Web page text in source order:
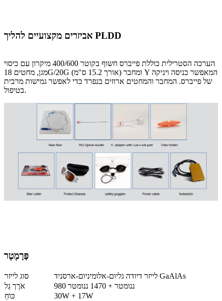
אביזרים מקצועיים להליך PLDD
הערכה הסטרילית כוללת פייברס חשוף בקוטר 400/600 מיקרון עם כיסוי
מגן, מחטים 18G/20G (אורך 15.2 ס"מ) ומחבר Y המאפשר כניסה ויניקה
של פייברס. המחבר והמחטים ארוזים בנפרד כדי לאפשר גמישות מרבית
בטיפול.
פָּרָמֶטֶר
סוג לייזר
לייזר דיודה גליום-אלומיניום-ארסניד GaAlAs
אֹרֶך גַל
980 ננומטר + 1470 ננומטר
כּוֹחַ
30W + 17W